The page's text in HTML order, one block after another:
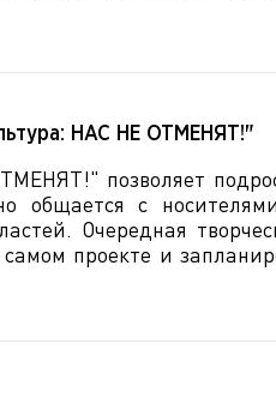
НАС НЕ ОТМЕНЯТ!"
позволяет
общается с
Очередная
проекте и